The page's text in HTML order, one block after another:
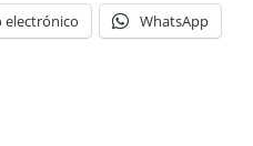
electrónico WhatsApp